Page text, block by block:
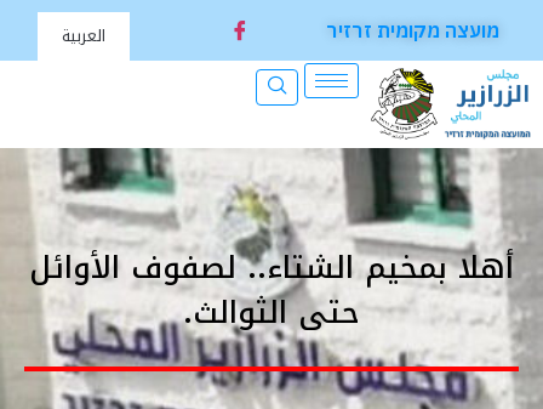
מועצה מקומית זרזיר العربية
أهلا بمخيم الشتاء.. لصفوف الأوائل
حتى الثوالث.